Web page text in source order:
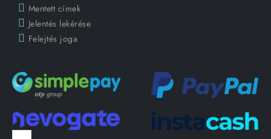
Mentett címek
Jelentés lekérése
Felejtés joga